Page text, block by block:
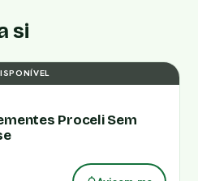
si
Proceli Sem